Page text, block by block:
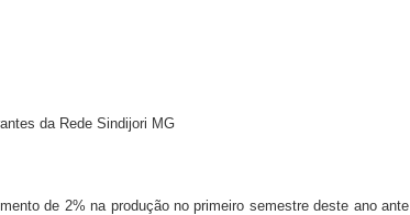
da Rede Sindijori MG
de 2% na produção no primeiro semestre deste ano ante